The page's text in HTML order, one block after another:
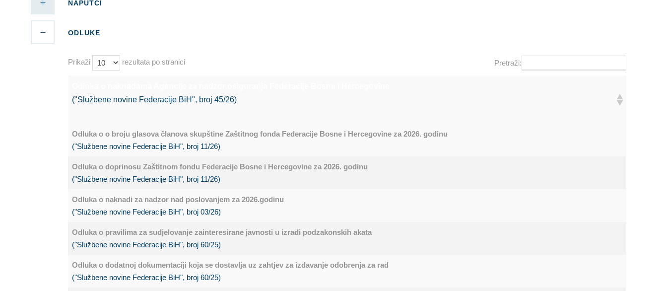
NAPUTCI
ODLUKE
Prikaži rezultata po stranici Pretraži:
("Službene novine Federacije BiH", broj 45/26)
Odluka o o broju glasova članova skupštine Zaštitnog fonda Federacije Bosne i Hercegovine za 2026. godinu
("Službene novine Federacije BiH", broj 11/26)
Odluka o doprinosu Zaštitnom fondu Federacije Bosne i Hercegovine za 2026. godinu
("Službene novine Federacije BiH", broj 11/26)
Odluka o naknadi za nadzor nad poslovanjem za 2026.godinu
("Službene novine Federacije BiH", broj 03/26)
Odluka o pravilima za sudjelovanje zainteresirane javnosti u izradi podzakonskih akata
("Službene novine Federacije BiH", broj 60/25)
Odluka o dodatnoj dokumentaciji koja se dostavlja uz zahtjev za izdavanje odobrenja za rad
("Službene novine Federacije BiH", broj 60/25)